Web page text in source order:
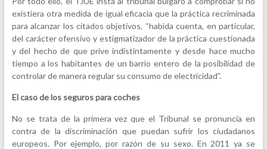
existiera otra medida de igual eficacia que la práctica recriminada
para alcanzar los citados objetivos, “habida cuenta, en particular,
del carácter ofensivo y estigmatizador de la práctica cuestionada
y del hecho de que prive indistintamente y desde hace mucho
tiempo a los habitantes de un barrio entero de la posibilidad de
controlar de manera regular su consumo de electricidad”.
El caso de los seguros para coches
No se trata de la primera vez que el Tribunal se pronuncia en
contra de la discriminación que puedan sufrir los ciudadanos
europeos. Por ejemplo, por razón de su sexo. En 2011 ya se